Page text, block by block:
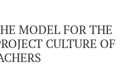
MODEL FOR THE
CULTURE OF